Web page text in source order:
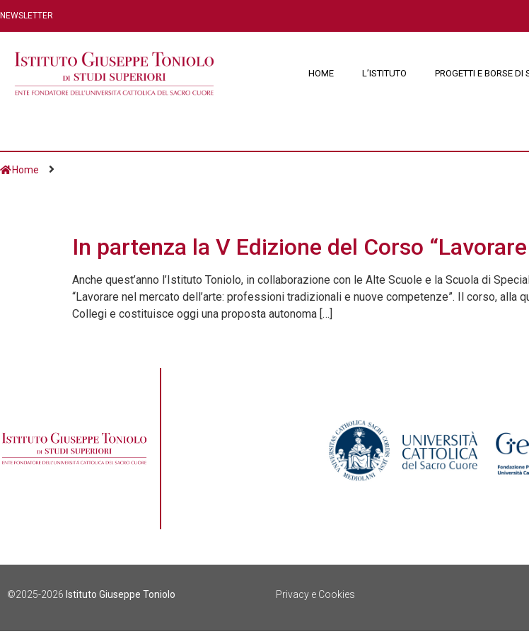
NEWSLETTER
HOME L’ISTITUTO PROGETTI E BORSE DI
Home
In partenza la V Edizione del Corso
Anche quest’anno l’Istituto Toniolo, in collaborazione con le Alte Scuole e la Scuola di
“Lavorare nel mercato dell’arte: professioni tradizionali e nuove competenze”. Il corso, alla
Collegi e costituisce oggi una proposta autonoma […]
©2025-2026 Istituto Giuseppe Toniolo Privacy e Cookies